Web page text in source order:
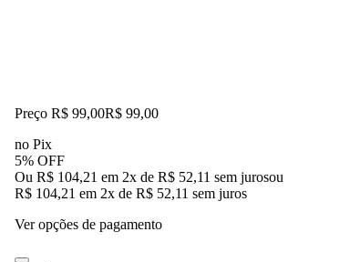
Preço R$ 99,00R$ 99,00
no Pix
5% OFF
Ou R$ 104,21 em 2x de R$ 52,11 sem jurosou
R$ 104,21 em 2x de R$ 52,11 sem juros
Ver opções de pagamento